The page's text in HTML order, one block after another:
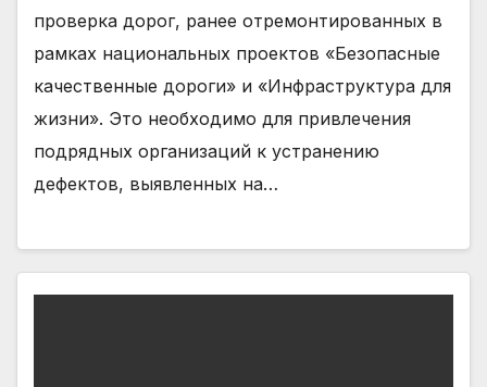
проверка дорог, ранее отремонтированных в
рамках национальных проектов «Безопасные
качественные дороги» и «Инфраструктура для
жизни». Это необходимо для привлечения
подрядных организаций к устранению
дефектов, выявленных на…